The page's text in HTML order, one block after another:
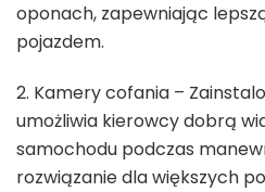
oponach, zapewniając
pojazdem.
2. Kamery cofania –
umożliwia kierowcy dobrą
samochodu podczas
rozwiązanie dla większych